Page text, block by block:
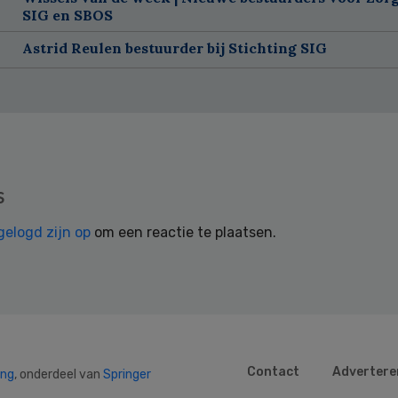
SIG en SBOS
Astrid Reulen bestuurder bij Stichting SIG
zijn op om een reactie te plaatsen.
, onderdeel van Springer Contact